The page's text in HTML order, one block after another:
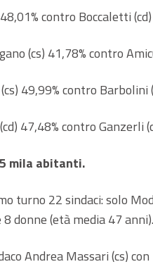
contro Boccaletti
(cs) 41,78% contro
49,99% contro Barbolini
47,48% contro Ganzerli
mila abitanti.
turno 22 sindaci: solo
donne (età media 47 anni).
Andrea Massari (cs)